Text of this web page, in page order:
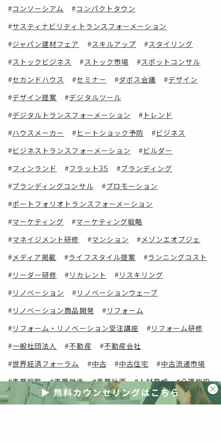
コンソーシアム コンパクトタウン
サスティナビリティトランスフォーメーション
ジャパン建材フェア スキルアップ スタイリング
ストックビジネス ストック市場 スポットコンサル
セカンドハウス セミナー ダボス会議 デザイン
デザイン提案 デジタルツール
デジタルトランスフォーメーション トレンド
ハウスメーカー ヒートショック予防 ビジネス
ビジネストランスフォーメーション ビルダー
フィンランド フラット35 ブランディング
ブランディングコンサル プロモーション
ポートフォリオトランスフォーメーション
マーケティング マーケティング戦略
マネイジメント研修 マンション メゾンエオブジェ
メディア掲載 ライフスタイル提案 ランニングコスト
リーダー研修 リカレント リスキリング
リノベーション リノベーションウェーブ
リノベーション商品開発 リフォーム
リフォーム・リノベーション受注講座 リフォーム研修
一般社団法人 不動産 不動産会社
世界経済フォーラム 中古 中古住宅 中古流通市場
事業戦略 事業継承 事業計画 人材育成 介護施設
会員コンテンツ 会員メリット 会員費用 会員限定